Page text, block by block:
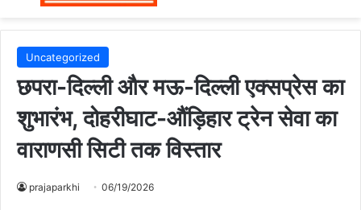
Uncategorized
छपरा-दिल्ली और मऊ-दिल्ली एक्सप्रेस का
शुभारंभ, दोहरीघाट-औंड़िहार ट्रेन सेवा का
वाराणसी सिटी तक विस्तार
prajaparkhi 06/19/2026